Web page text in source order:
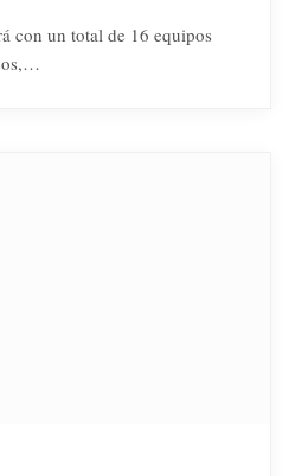
con un total de 16 equipos